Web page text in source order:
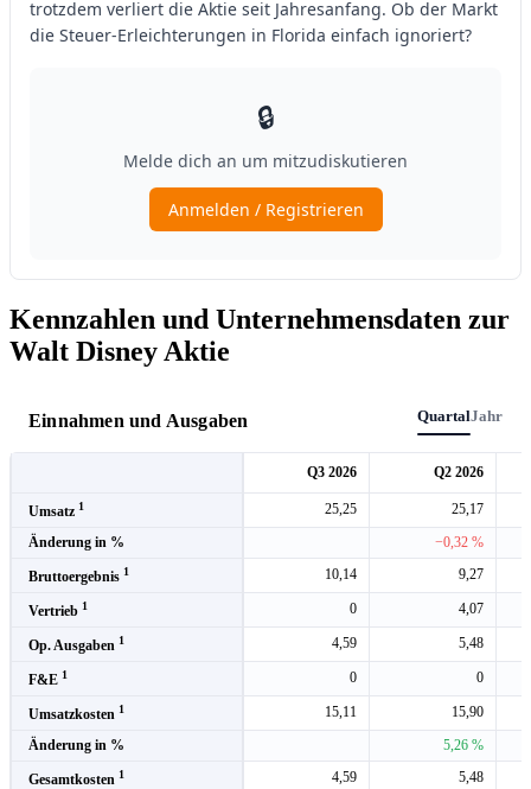
Kennzahlen und Unternehmensdaten zur
Walt Disney Aktie
Einnahmen und Ausgaben QuartalJahr
Q3 2026 Q2 2026
Umsatz 1 25,25
25,17
Änderung in %
−0,32 %
Bruttoergebnis 1 10,14 9,27
Vertrieb 1 0 4,07
Op. Ausgaben 1 4,59 5,48
F&E 1 0 0
Umsatzkosten 1 15,11
15,90
Änderung in %
5,26 %
Gesamtkosten 1 4,59 5,48